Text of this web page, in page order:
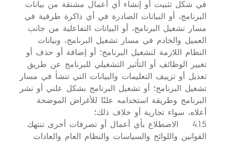
في شكل تثبيت أو إنشاء أي أعمال مشتقة من بيانات
البرنامج، أو البيانات الصادرة في أي ذاكرة طرفية في
مسار تشغيل البرنامج، أو البيانات التفاعلية من جانب
العميل والخادم في مسار تشغيل البرنامج، وبيانات
النظام اللازمة لتشغيل البرنامج؛ أو إضافة أو حذف أو
تغيير الوظائف أو التأثير التشغيلي للبرنامج عن طريق
تعديل أو تزييف التعليمات والبيانات التي تنشأ في مسار
تشغيل البرنامج؛ أو تشغيل البرنامج بشكل علني أو نشر
البرنامج وطريقة استخدامه علنًا للأغراض الموضحة
أعلاه، سواء تجارية أو خلاف ذلك؛
4.1.5 الاضطلاع بأي أعمال أو تصرفات أخرى تنتهك
القوانين واللوائح والسياسات والنظام العام والعادات